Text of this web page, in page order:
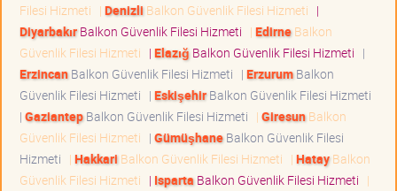
Filesi Hizmeti | Denizli Balkon Güvenlik Filesi Hizmeti |
DiyarbakırBalkon Güvenlik Filesi Hizmeti | EdirneBalkon
Güvenlik Filesi Hizmeti | Elazığ Balkon Güvenlik Filesi Hizmeti |
ErzincanBalkon Güvenlik Filesi Hizmeti | ErzurumBalkon
Güvenlik Filesi Hizmeti | EskişehirBalkon Güvenlik Filesi Hizmeti
| GaziantepBalkon Güvenlik Filesi Hizmeti | GiresunBalkon
Güvenlik Filesi Hizmeti | GümüşhaneBalkon Güvenlik Filesi
Hizmeti | Hakkari Balkon Güvenlik Filesi Hizmeti | HatayBalkon
Güvenlik Filesi Hizmeti | Isparta Balkon Güvenlik Filesi Hizmeti |